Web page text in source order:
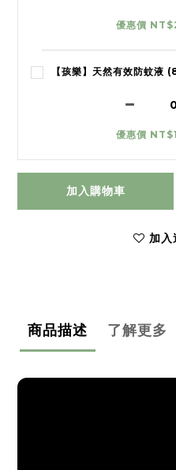
優惠價
【孩樂】天然有效防蚊液
優惠價
加入購物車
加入
商品描述 了解更多